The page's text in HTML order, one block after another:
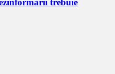
trebuie